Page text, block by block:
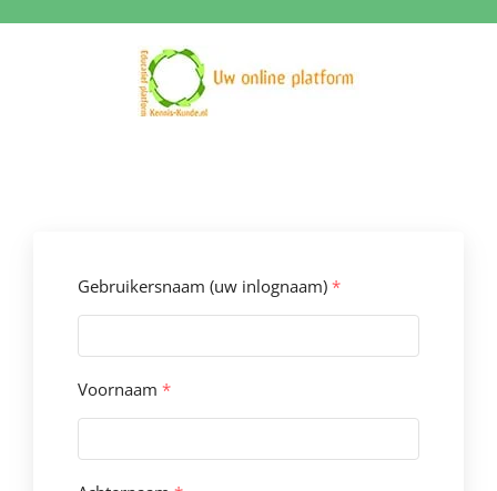
Gebruikersnaam (uw inlognaam) *
Voornaam *